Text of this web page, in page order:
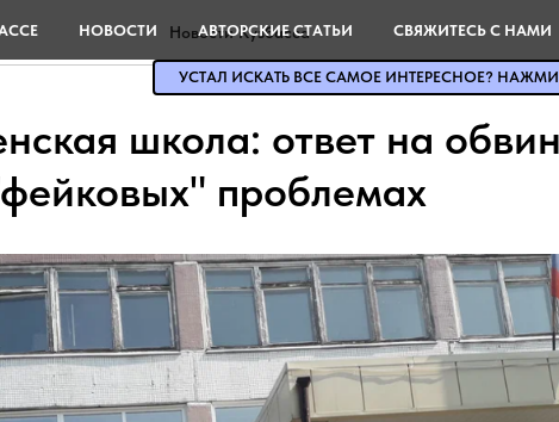
Новости Кузбасса
школа: ответ на
проблемах
НОВОСТИ АВТОРСКИЕ СТАТЬИ СВЯЖИТЕСЬ С НАМИ
УСТАЛ ИСКАТЬ ВСЕ САМОЕ ИНТЕРЕСНОЕ?